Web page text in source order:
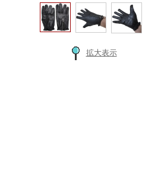
拡大表示